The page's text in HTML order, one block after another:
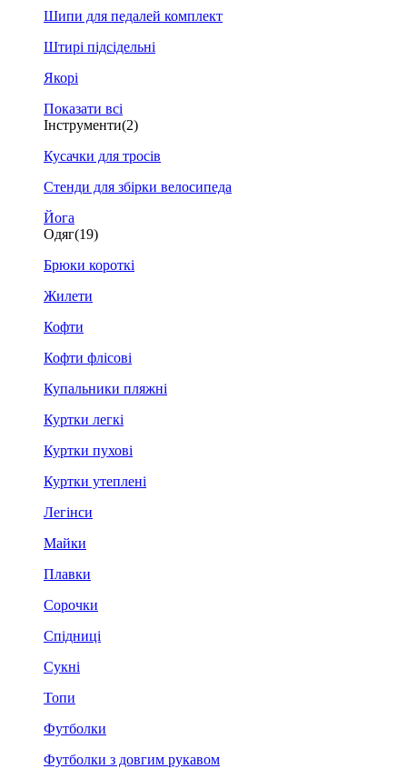
Шипи для педалей комплект
Штирі підсідельні
Якорі
Показати всі
Інструменти(2)
Кусачки для тросів
Стенди для збірки велосипеда
Йога
Одяг(19)
Брюки короткі
Жилети
Кофти
Кофти флісові
Купальники пляжні
Куртки легкі
Куртки пухові
Куртки утеплені
Легінси
Майки
Плавки
Сорочки
Спідниці
Сукні
Топи
Футболки
Футболки з довгим рукавом